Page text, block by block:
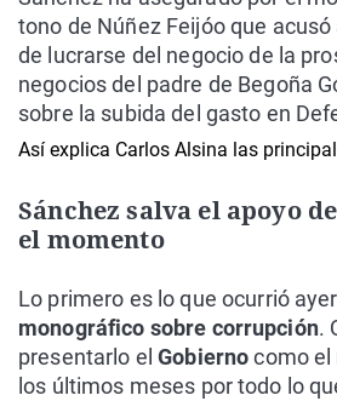
tono de Núñez Feijóo que acusó
de lucrarse del negocio de la
negocios del padre de Begoña
sobre la subida del gasto en
Así explica Carlos Alsina las
Sánchez salva el apoyo
el momento
Lo primero es lo que ocurrió ayer
monográfico sobre corrupción.
presentarlo elGobiernocomo el
los últimos meses por todo lo